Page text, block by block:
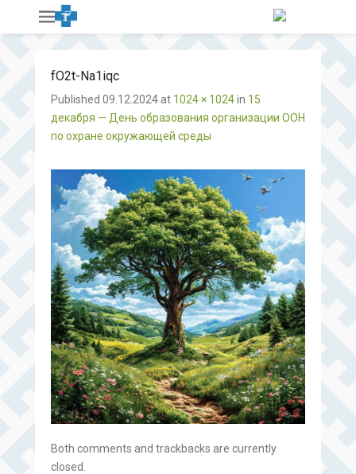
fO2t-Na1iqc
Published 09.12.2024 at 1024 × 1024in 15
декабря — День образования организации ООН
по охране окружающей среды
Both comments and trackbacks are currently
closed.